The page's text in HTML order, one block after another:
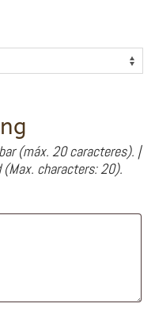
(máx. 20 caracteres). |
(Max. characters: 20).